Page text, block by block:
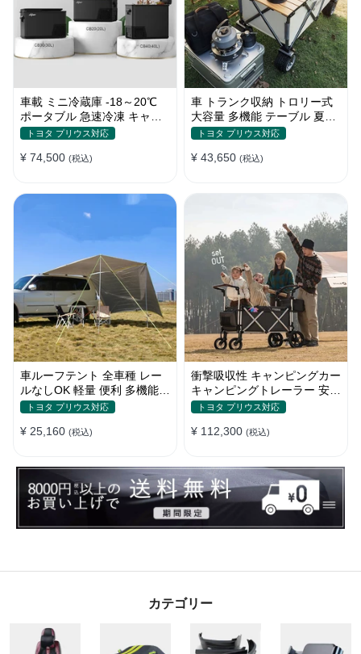
車載 ミニ冷蔵庫 -18～20℃
ポータブル 急速冷凍 キャン
プ アウトドア 車中泊 静音
トヨタ プリウス対応
¥ 74,500 (税込)
車 トランク収納 トロリー式
大容量 多機能 テーブル 夏ド
ライブ キャンプ ピクニック
トヨタ プリウス対応
¥ 43,650 (税込)
車ルーフテント 全車種 レー
ルなしOK 軽量 便利 多機能
日除け 防水 頑丈 夏ドライブ
トヨタ プリウス対応
¥ 25,160 (税込)
衝撃吸収性 キャンピングカー
キャンピングトレーラー 安全
性 簡単収納 大容量 ベビーカ
トヨタ プリウス対応
¥ 112,300 (税込)
カテゴリー